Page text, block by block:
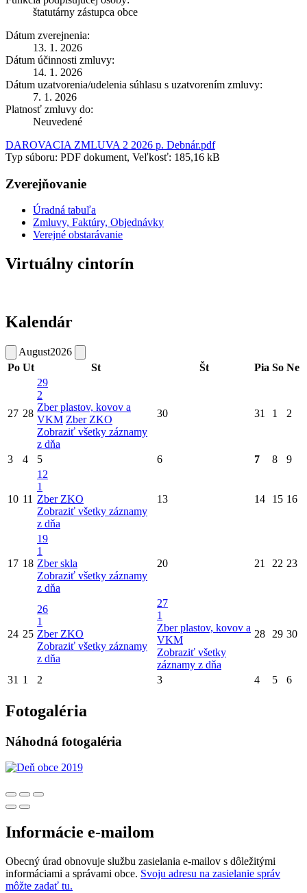
štatutárny zástupca obce
Dátum zverejnenia:
13. 1. 2026
Dátum účinnosti zmluvy:
14. 1. 2026
Dátum uzatvorenia/udelenia súhlasu s uzatvorením zmluvy:
7. 1. 2026
Platnosť zmluvy do:
Neuvedené
DAROVACIA ZMLUVA 2 2026 p. Debnár.pdf
Typ súboru: PDF dokument, Veľkosť: 185,16 kB
Zverejňovanie
Úradná tabuľa
Zmluvy, Faktúry, Objednávky
Verejné obstarávanie
Virtuálny cintorín
Kalendár
August2026
Po Ut St Št Pia So Ne
27 28
29
2
Zber plastov, kovov a
VKM Zber ZKO
Zobraziť všetky záznamy
z dňa
30 31 1 2
3 4 5 6 7 8 9
10 11
12
1
Zber ZKO
Zobraziť všetky záznamy
z dňa
13 14 15 16
17 18
19
1
Zber skla
Zobraziť všetky záznamy
z dňa
20 21 22 23
24 25
26
1
Zber ZKO
Zobraziť všetky záznamy
z dňa
27
1
Zber plastov, kovov a
VKM
Zobraziť všetky
záznamy z dňa
28 29 30
31 1 2 3 4 5 6
Fotogaléria
Náhodná fotogaléria
Informácie e-mailom
Obecný úrad obnovuje službu zasielania e-mailov s dôležitými
informáciami a správami obce. Svoju adresu na zasielanie správ
môžte zadať tu.